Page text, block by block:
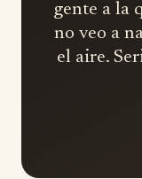
gente a la
no veo a
el aire.